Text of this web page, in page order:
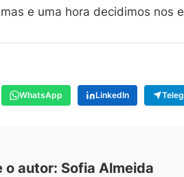
e uma hora decidimos nos
WhatsApp LinkedIn
o autor: Sofia Almeida